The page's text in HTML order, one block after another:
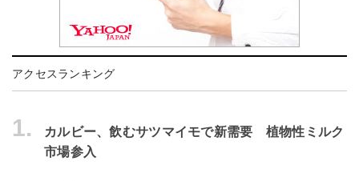
アクセスランキング
1.
カルビー、飲むサツマイモで新需要 植物性ミルク
市場参入